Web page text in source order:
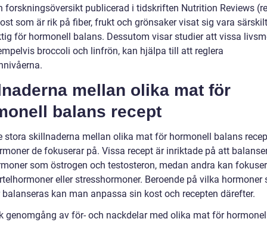
forskningsöversikt publicerad i tidskriften Nutrition Reviews
som är rik på fiber, frukt och grönsaker visat sig vara särskilt
för hormonell balans. Dessutom visar studier att vissa
broccoli och linfrön, kan hjälpa till att reglera
mellan olika mat för
balans recept
stora skillnaderna mellan olika mat för hormonell balans
de fokuserar på. Vissa recept är inriktade på att
som östrogen och testosteron, medan andra kan
eller stresshormoner. Beroende på vilka hormoner
balanseras kan man anpassa sin kost och recepten därefter.
genomgång av för- och nackdelar med olika mat för